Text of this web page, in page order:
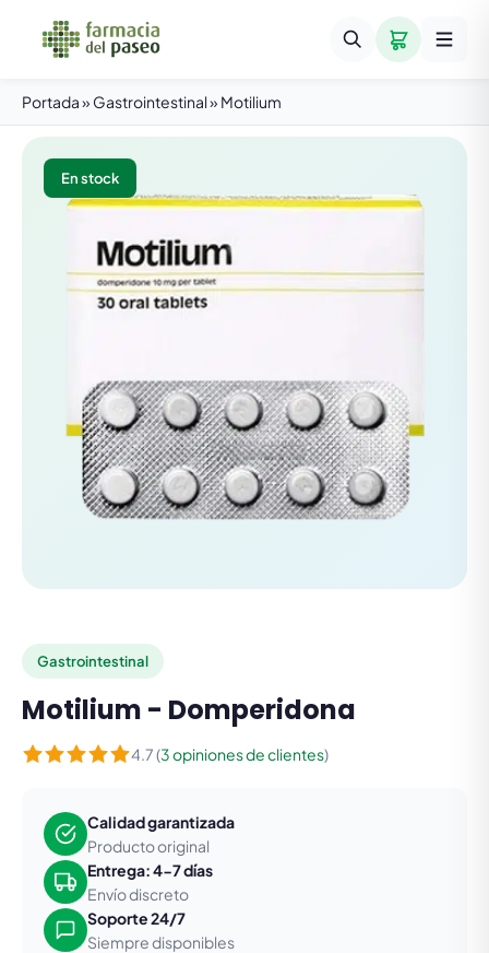
Portada» Gastrointestinal» Motilium
En stock
Gastrointestinal
Motilium - Domperidona
4.7 (3 opiniones de clientes)
Calidad garantizada
Producto original
Entrega: 4-7 días
Envío discreto
Soporte 24/7
Siempre disponibles